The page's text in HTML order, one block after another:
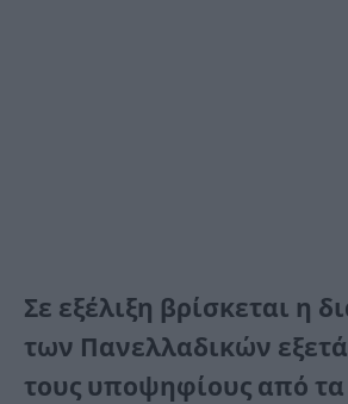
Σε εξέλιξη βρίσκεται η
των Πανελλαδικών
τους υποψηφίους από τα